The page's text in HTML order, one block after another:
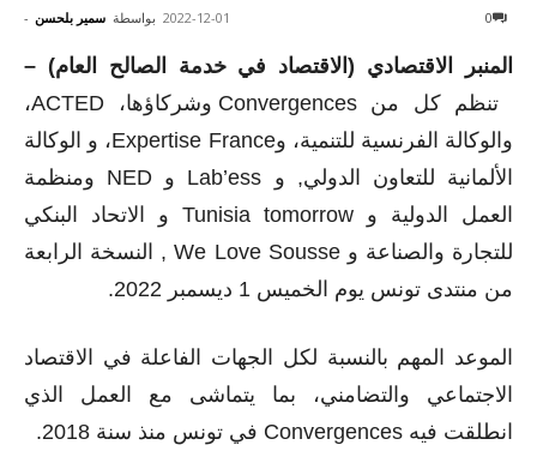
بواسطة سمير بلحسن - 2022-12-01 0
المنبر الاقتصادي (الاقتصاد في خدمة الصالح العام) –
تنظم كل منConvergences وشركاؤها، ACTED،
والوكالة الفرنسية للتنمية، وExpertise France، و الوكالة
الألمانية للتعاون الدولي, و Lab’ess و NED ومنظمة
العمل الدولية و Tunisia tomorrow و
الاتحاد البنكي
للتجارة والصناعة و We Love Sousse , النسخة الرابعة
من منتدى تونس يوم الخميس 1 ديسمبر 2022.
الموعد المهم بالنسبة لكل الجهات الفاعلة في الاقتصاد
الاجتماعي والتضامني، بما يتماشى مع
العمل الذي
انطلقت فيه Convergences في تونس منذ سنة 2018.